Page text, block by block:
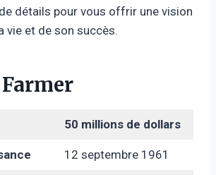
détails pour vous offrir une vision
vie et de son succès.
50 millions de dollars
12 septembre 1961